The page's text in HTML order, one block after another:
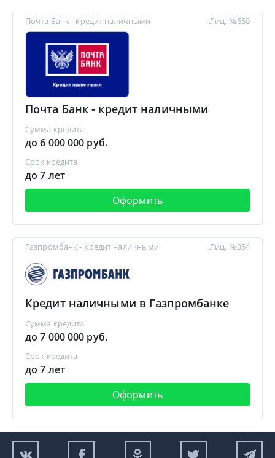
Почта Банк - кредит наличными
Почта Банк - кредит наличными
Сумма кредита
до 6 000 000 руб.
Срок кредита
до 7 лет
Оформить
Лиц. №650
Газпромбанк - Кредит наличными
Кредит наличными в Газпромбанке
Сумма кредита
до 7 000 000 руб.
Срок кредита
до 7 лет
Оформить
Лиц. №354